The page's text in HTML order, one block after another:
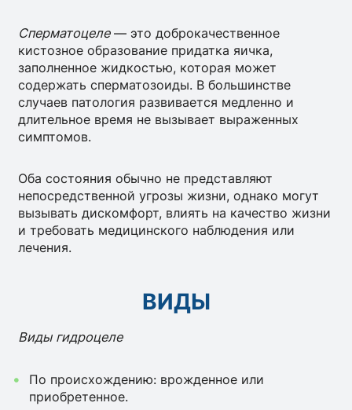
Сперматоцеле— это доброкачественное
кистозное образование придатка яичка,
заполненное жидкостью, которая может
содержать сперматозоиды. В большинстве
случаев патология развивается медленно и
длительное время не вызывает выраженных
симптомов.
Оба состояния обычно не представляют
непосредственной угрозы жизни, однако могут
вызывать дискомфорт, влиять на качество жизни
и требовать медицинского наблюдения или
лечения.
ВИДЫ
Виды гидроцеле
По происхождению: врожденное или
приобретенное.